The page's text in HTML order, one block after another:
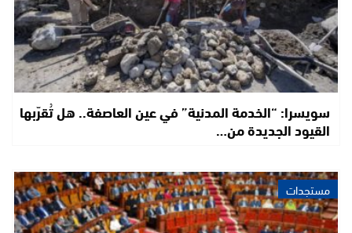
سويسرا: “الخدمة المدنية” في عين العاصفة.. هل تُقرّبها
القيود الجديدة من…
مستجدات